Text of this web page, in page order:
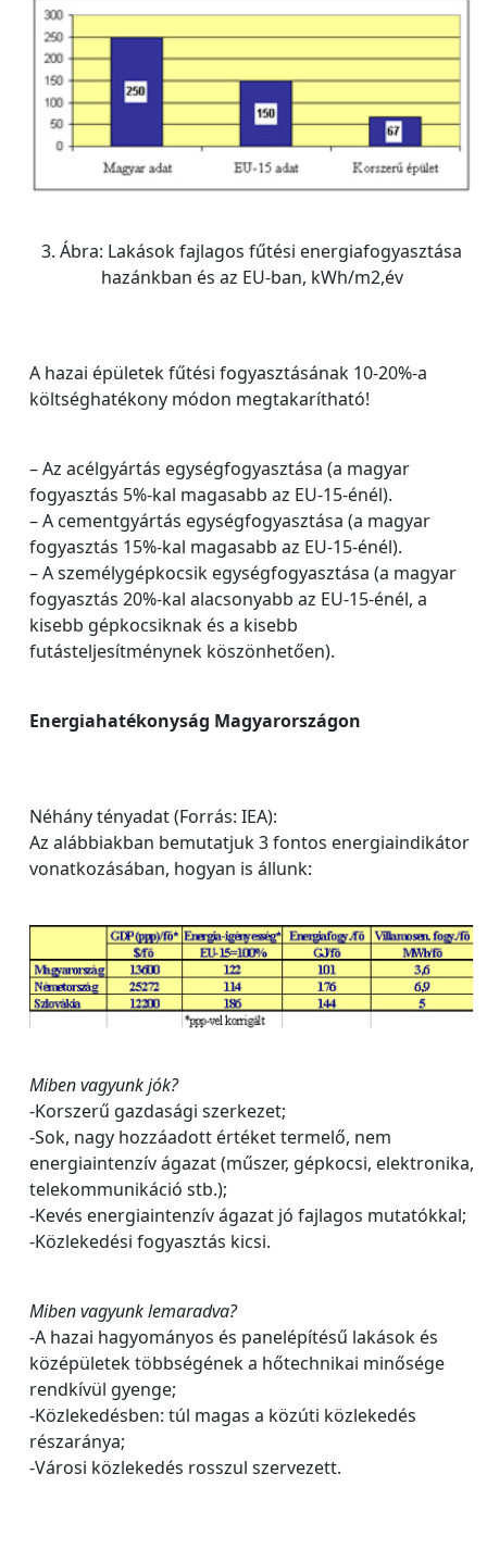
3. Ábra: Lakások fajlagos fűtési energiafogyasztása
hazánkban és az EU-ban, kWh/m2,év
A hazai épületek fűtési fogyasztásának 10-20%-a
költséghatékony módon megtakarítható!
– Az acélgyártás egységfogyasztása (a magyar
fogyasztás 5%-kal magasabb az EU-15-énél).
– A cementgyártás egységfogyasztása (a magyar
fogyasztás 15%-kal magasabb az EU-15-énél).
– A személygépkocsik egységfogyasztása (a magyar
fogyasztás 20%-kal alacsonyabb az EU-15-énél, a
kisebb gépkocsiknak és a kisebb
futásteljesítménynek köszönhetően).
Energiahatékonyság Magyarországon
Néhány tényadat (Forrás: IEA):
Az alábbiakban bemutatjuk 3 fontos energiaindikátor
vonatkozásában, hogyan is állunk:
Miben vagyunk jók?
-Korszerű gazdasági szerkezet;
-Sok, nagy hozzáadott értéket termelő, nem
energiaintenzív ágazat (műszer, gépkocsi, elektronika,
telekommunikáció stb.);
-Kevés energiaintenzív ágazat jó fajlagos mutatókkal;
-Közlekedési fogyasztás kicsi.
Miben vagyunk lemaradva?
-A hazai hagyományos és panelépítésű lakások és
középületek többségének a hőtechnikai minősége
rendkívül gyenge;
-Közlekedésben: túl magas a közúti közlekedés
részaránya;
-Városi közlekedés rosszul szervezett.